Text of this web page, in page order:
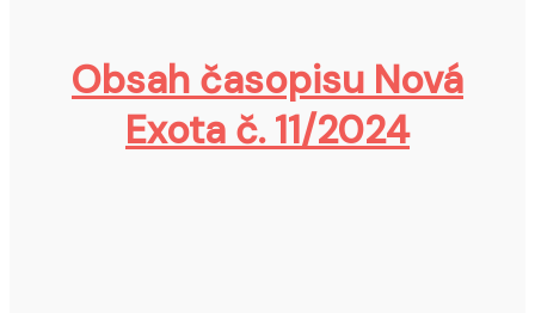
Obsah časopisu Nová
Exota č. 11/2024